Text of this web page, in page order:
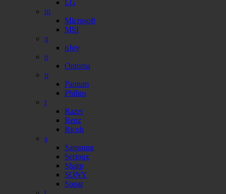
LG
m
Microsoft
MSI
n
nJoy
o
Optoma
p
Pantum
Philips
r
Razer
Renz
Ricoh
s
Samsung
Serioux
Sharp
SONY
Sopar